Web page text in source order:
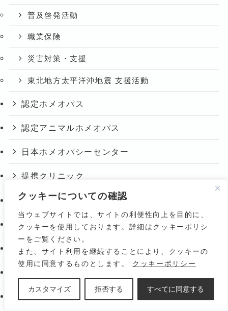
クッキーについての確認
当ウェブサイトでは、サイトの利便性向上を目的に、
クッキーを使用しております。詳細はクッキーポリシ
ーをご覧ください。
また、サイト利用を継続することにより、クッキーの
使用に同意するものとします。
クッキーポリシー
カスタマイズ 拒否する すべてに同意する
普及啓発活動
職業保険
災害対策・支援
東北地方太平洋沖地震 支援活動
認定ホメオパス
認定アニマルホメオパス
日本ホメオパシーセンター
提携クリニック
よくある質問
関連リンク
お問い合わせ
【JPHMA会員専用】各種情報申請